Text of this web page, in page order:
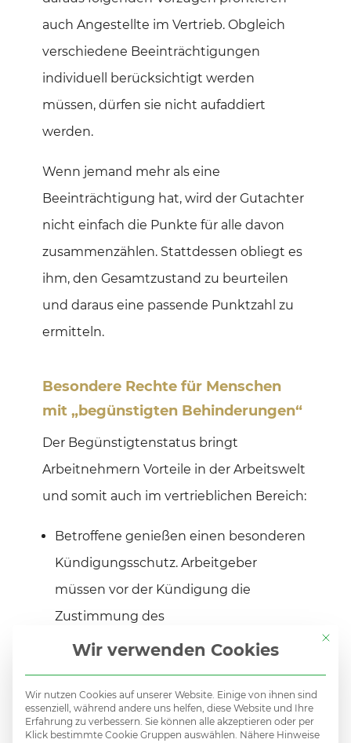
auch Angestellte im Vertrieb. Obgleich
verschiedene Beeinträchtigungen
individuell berücksichtigt werden
müssen, dürfen sie nicht aufaddiert
werden.
Wenn jemand mehr als eine
Beeinträchtigung hat, wird der Gutachter
nicht einfach die Punkte für alle davon
zusammenzählen. Stattdessen obliegt es
ihm, den Gesamtzustand zu beurteilen
und daraus eine passende Punktzahl zu
ermitteln.
Besondere Rechte für Menschen
mit „begünstigten Behinderungen“
Der Begünstigtenstatus bringt
Arbeitnehmern Vorteile in der Arbeitswelt
und somit auch im vertrieblichen Bereich:
Betroffene genießen einen besonderen
Kündigungsschutz. Arbeitgeber
müssen vor der Kündigung die
Zustimmung des
Behindertenausschusses einholen. Die
vier Wochen. Allerdings wird der
Kündigungsschutz erst nach Ablauf von
Mit
Wir verwenden Cookies
Wir nutzen Cookies auf unserer Website. Einige von ihnen sind
essenziell, während andere uns helfen, diese Website und Ihre
Erfahrung zu verbessern. Sie können alle akzeptieren oder per
Klick bestimmte Cookie Gruppen auswählen. Nähere Hinweise